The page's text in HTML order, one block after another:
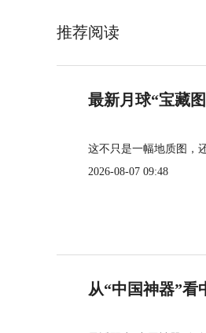
推荐阅读
最新月球“宝藏
这不只是一幅地质图，
2026-08-07 09:48
从“中国神器”看